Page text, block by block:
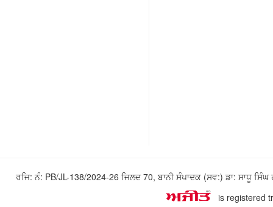
ਰਜਿ: ਨੰ: PB/JL-138/2024-26 ਜਿਲਦ 70, ਬਾਨੀ ਸੰਪਾਦਕ (ਸਵ:) ਡਾ: ਸਾਧੂ
is registered